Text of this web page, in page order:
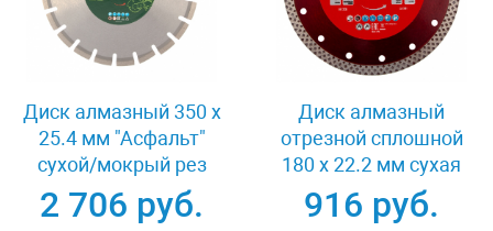
Диск алмазный 350 х
25.4 мм "Асфальт"
сухой/мокрый рез
Сибртех 731013
2 706 руб.
Диск алмазный
отрезной сплошной
180 х 22.2 мм сухая
резка Matrix
Professional 73128
916 руб.